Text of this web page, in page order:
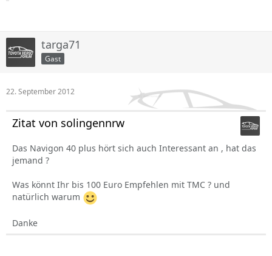
targa71
Gast
22. September 2012
Zitat von solingennrw
Das Navigon 40 plus hört sich auch Interessant an , hat das
jemand ?
Was könnt Ihr bis 100 Euro Empfehlen mit TMC ? und
natürlich warum
Danke